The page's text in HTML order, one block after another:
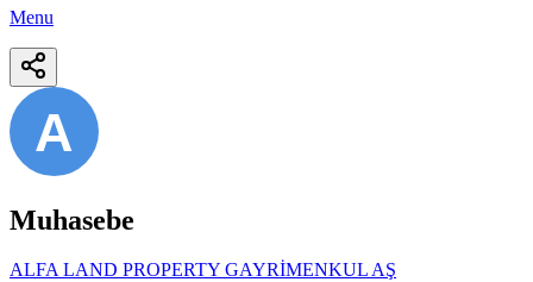
Menu
A
Muhasebe
ALFA LAND PROPERTY GAYRİMENKUL AŞ